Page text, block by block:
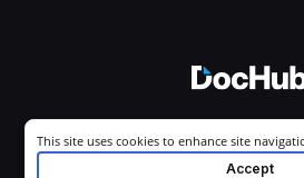
Todos los derechos
Cookie consent notice
This site uses cookies to enhance site
your experience. By using this site you agree
Accept